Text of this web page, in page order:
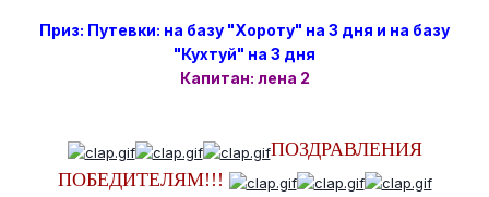
Приз: Путевки: на базу "Хороту" на 3 дня и на базу
"Кухтуй" на 3 дня
Капитан: лена 2
ПОЗДРАВЛЕНИЯ
ПОБЕДИТЕЛЯМ!!!